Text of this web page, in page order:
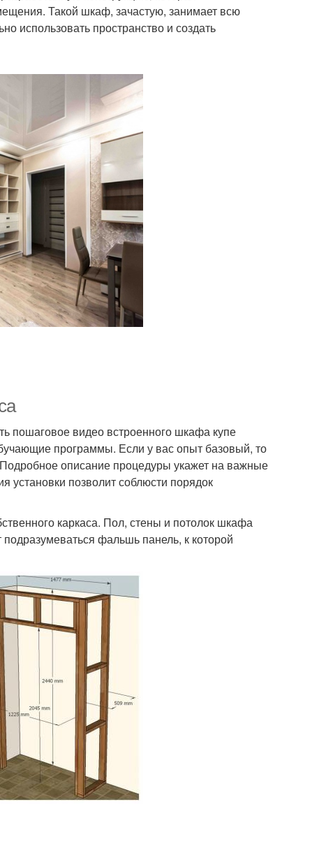
Такой шкаф, зачастую, занимает всю
использовать пространство и создать
пошаговое видео встроенного шкафа купе
программы. Если у вас опыт базовый, то
описание процедуры укажет на важные
установки позволит соблюсти порядок
каркаса. Пол, стены и потолок шкафа
фальшь панель, к которой